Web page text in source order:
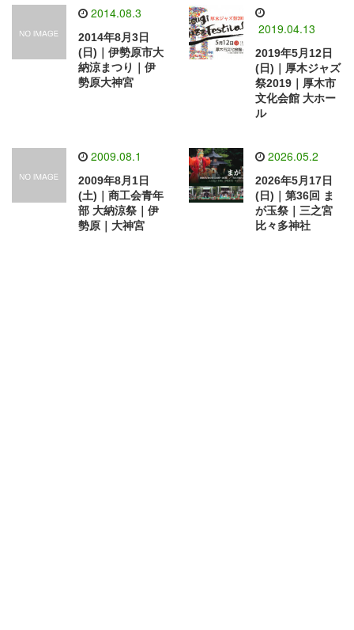
2014.08.3
2014年8月3日
(日)｜伊勢原市大
納涼まつり｜伊
勢原大神宮
2019.04.13
2019年5月12日
(日)｜厚木ジャズ
祭2019｜厚木市
文化会館 大ホー
ル
2009.08.1
2009年8月1日
(土)｜商工会青年
部 大納涼祭｜伊
勢原｜大神宮
2026.05.2
2026年5月17日
(日)｜第36回 ま
が玉祭｜三之宮
比々多神社